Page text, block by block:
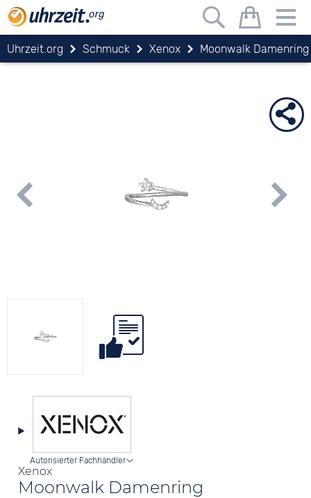
Uhrzeit.org Schmuck Xenox Moonwalk Damenring
Xenox
Moonwalk Damenring
Autorisierter Fachhändler